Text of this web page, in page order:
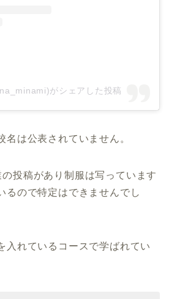
がシェアした投稿
名は公表されていません。
投稿があり制服は写っています
るので特定はできませんでし
入れているコースで学ばれてい